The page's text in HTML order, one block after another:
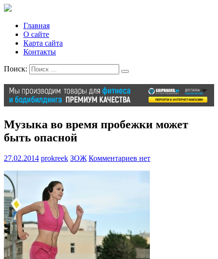
Главная
О сайте
Карта сайта
Контакты
Поиск:
Музыка во время пробежки может
быть опасной
27.02.2014 prokreek ЗОЖ Комментариев нет